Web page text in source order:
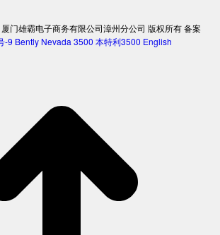
门雄霸电子商务有限公司漳州分公司 版权所有 备案
-9 Bently Nevada 3500 本特利3500 English